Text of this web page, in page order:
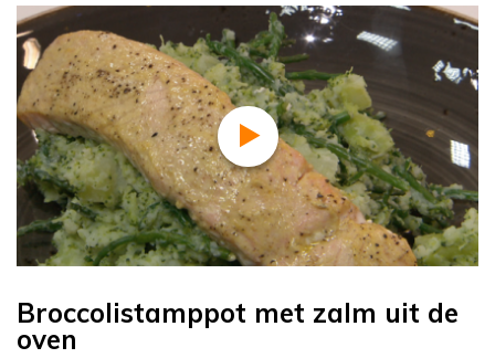
Broccolistamppot met zalm uit de
oven